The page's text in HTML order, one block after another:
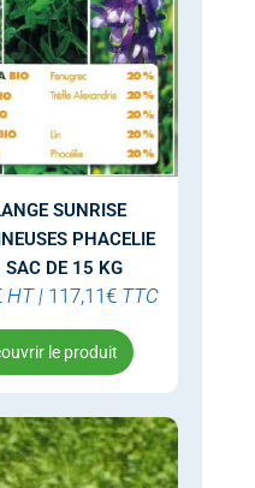
SUNRISE
PHACELIE
SAC DE 15 KG
HT | 117,11€ TTC
le produit